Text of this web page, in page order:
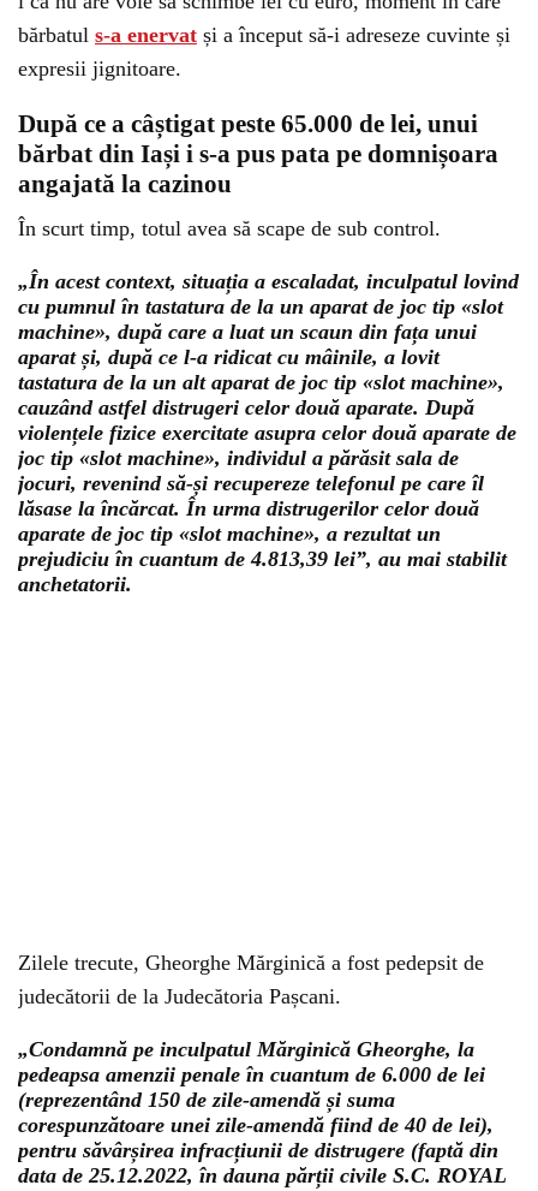
bărbatul s-a enervat și a început să-i adreseze cuvinte și
expresii jignitoare.
După ce a câștigat peste 65.000 de lei, unui
bărbat din Iași i s-a pus pata pe domnișoara
angajată la cazinou
În scurt timp, totul avea să scape de sub control.
„În acest context, situația a escaladat, inculpatul lovind
cu pumnul în tastatura de la un aparat de joc tip «slot
machine», după care a luat un scaun din fața unui
aparat și, după ce l-a ridicat cu mâinile, a lovit
tastatura de la un alt aparat de joc tip «slot machine»,
cauzând astfel distrugeri celor două aparate. După
violențele fizice exercitate asupra celor două aparate de
joc tip «slot machine», individul a părăsit sala de
jocuri, revenind să-și recupereze telefonul pe care îl
lăsase la încărcat. În urma distrugerilor celor două
aparate de joc tip «slot machine», a rezultat un
prejudiciu în cuantum de 4.813,39 lei”, au mai stabilit
anchetatorii.
Zilele trecute, Gheorghe Mărginică a fost pedepsit de
judecătorii de la Judecătoria Pașcani.
„Condamnă pe inculpatul Mărginică Gheorghe, la
pedeapsa amenzii penale în cuantum de 6.000 de lei
(reprezentând 150 de zile-amendă și suma
corespunzătoare unei zile-amendă fiind de 40 de lei),
pentru săvârșirea infracțiunii de distrugere (faptă din
data de 25.12.2022, în dauna părții civile S.C. ROYAL